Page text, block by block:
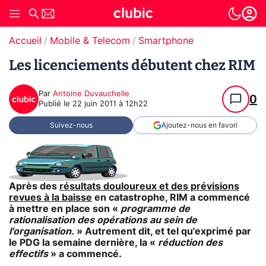
Accueil Mobile & Telecom Smartphone
Les licenciements débutent chez RIM
Par Antoine Duvauchelle
Publié le 22 juin 2011 à 12h22 0
Suivez-nous Ajoutez-nous en favori
Après des résultats douloureux et des prévisions
revues à la baisse en catastrophe, RIM a commencé
à mettre en place son « programme de
rationalisation des opérations au sein de
l'organisation. » Autrement dit, et tel qu'exprimé par
le PDG la semaine dernière, la « réduction des
effectifs» a commencé.